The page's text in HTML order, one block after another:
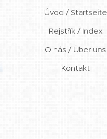
Úvod / Startseite
Rejstřík / Index
O nás / Über uns
Kontakt